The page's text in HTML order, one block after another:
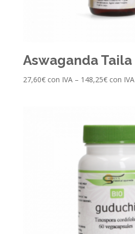
Aswaganda Taila
27,60€ con IVA– 148,25€ con IVA